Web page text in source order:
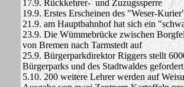
17.9. Rückkehrer- und Zuzugssperre
19.9. Erstes Erscheinen des "Weser-
21.9. am Hauptbahnhof hat sich ein
23.9. Die Wümmebrücke zwischen
von Bremen nach Tarmstedt auf
25.9. Bürgerparkdirektor Riggers stellt
Bürgerparks und des Stadtwaldes
5.10. 200 weitere Lehrer werden auf